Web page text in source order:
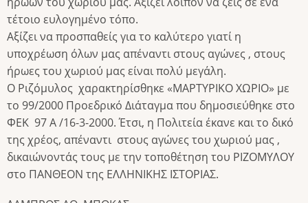
τέτοιο ευλογημένο τόπο.
Αξίζει να προσπαθείς για το καλύτερο γιατί η
υποχρέωση όλων μας απέναντι στους αγώνες , στους
ήρωες του χωριού μας είναι πολύ μεγάλη.
Ο Ριζόμυλος χαρακτηρίσθηκε «ΜΑΡΤΥΡΙΚΟ ΧΩΡΙΟ» με
το 99/2000 Προεδρικό Διάταγμα που δημοσιεύθηκε στο
ΦΕΚ 97 Α /16-3-2000. Έτσι, η Πολιτεία έκανε και το δικό
της χρέος, απέναντι στους αγώνες του χωριού μας ,
δικαιώνοντάς τους με την τοποθέτηση του ΡΙΖΟΜΥΛΟΥ
στο ΠΑΝΘΕΟΝ της ΕΛΛΗΝΙΚΗΣ ΙΣΤΟΡΙΑΣ.